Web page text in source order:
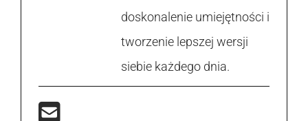
doskonalenie umiejętności i
tworzenie lepszej wersji
siebie każdego dnia.